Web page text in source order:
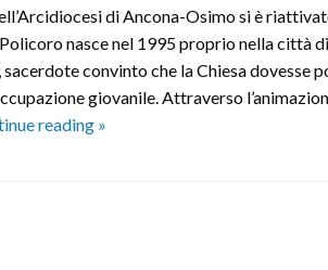
di Ancona-Osimo si è
nasce nel 1995 proprio nella città
convinto che la Chiesa dovesse
giovanile. Attraverso
reading Progetto
»